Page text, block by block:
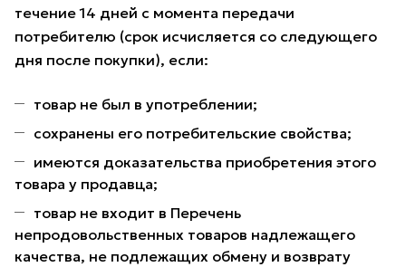
течение 14 дней с момента передачи
потребителю (срок исчисляется со следующего
дня после покупки), если:
товар не был в употреблении;
сохранены его потребительские свойства;
имеются доказательства приобретения этого
товара у продавца;
товар не входит в Перечень
непродовольственных товаров надлежащего
качества, не подлежащих обмену и возврату